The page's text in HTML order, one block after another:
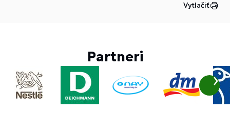
Vytlačiť
Partneri